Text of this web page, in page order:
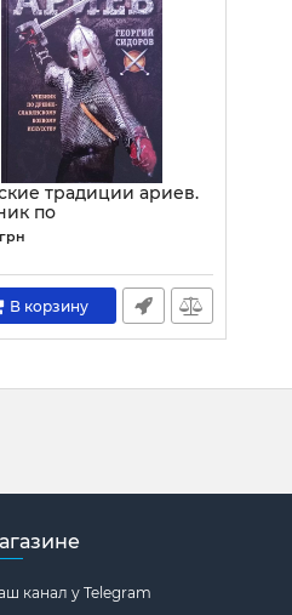
традиции ариев.
по
искусству
1973
грн
В корзину
канал у Telegram